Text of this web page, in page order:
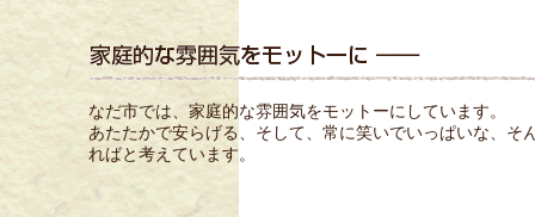
なだ市では、家庭的な雰囲気をモットーにしています。
あたたかで安らげる、そして、常に笑いでいっぱいな、そ
ればと考えています。